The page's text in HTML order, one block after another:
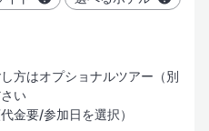
方はオプショナルツアー（別
い
金要/参加日を選択）